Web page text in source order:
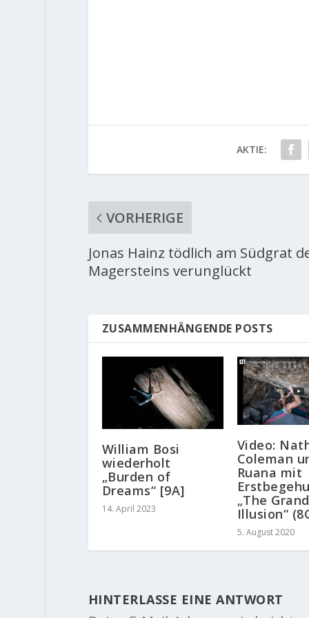
AKTIE:
VORHERIGE
Jonas Hainz tödlich am Südgrat
Magersteins verunglückt
ZUSAMMENHÄNGENDE POSTS
William Bosi
wiederholt
„Burden of
Dreams“ [9A]
14. April 2023
Video:
Coleman
Ruana mit
„The Grand
Illusion“
5. August 2020
HINTERLASSE EINE ANTWORT